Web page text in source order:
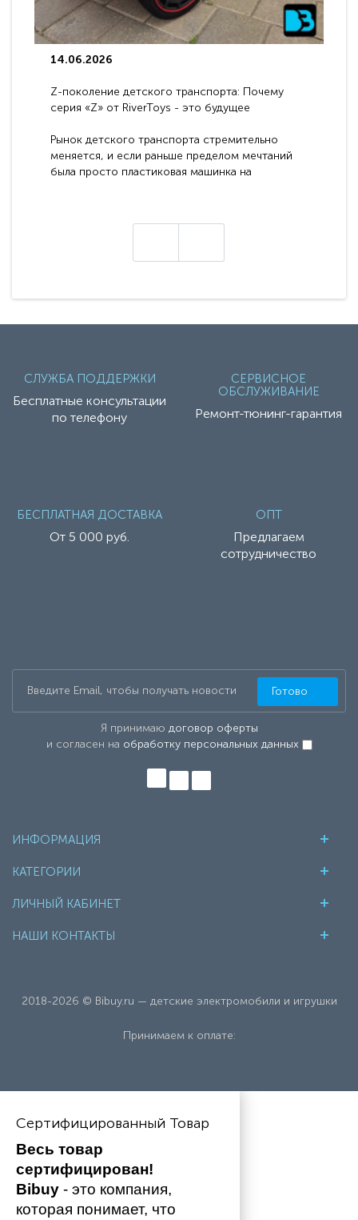
14.06.2026
Z-поколение детского транспорта: Почему
серия «Z» от RiverToys - это будущее
Рынок детского транспорта стремительно
меняется, и если раньше пределом мечтаний
была просто пластиковая машинка на
СЛУЖБА ПОДДЕРЖКИ
Бесплатные консультации
по телефону
СЕРВИСНОЕ
ОБСЛУЖИВАНИЕ
Ремонт-тюнинг-гарантия
БЕСПЛАТНАЯ ДОСТАВКА
От 5 000 руб.
ОПТ
Предлагаем
сотрудничество
Я принимаю договор оферты
и согласен на обработку персональных данных
Готово
ИНФОРМАЦИЯ
КАТЕГОРИИ
ЛИЧНЫЙ КАБИНЕТ
НАШИ КОНТАКТЫ
2018-2026 © Bibuy.ru — детские электромобили и игрушки
Принимаем к оплате:
Сертифицированный Товар
Весь товар
сертифицирован!
Bibuy - это компания,
которая понимает, что